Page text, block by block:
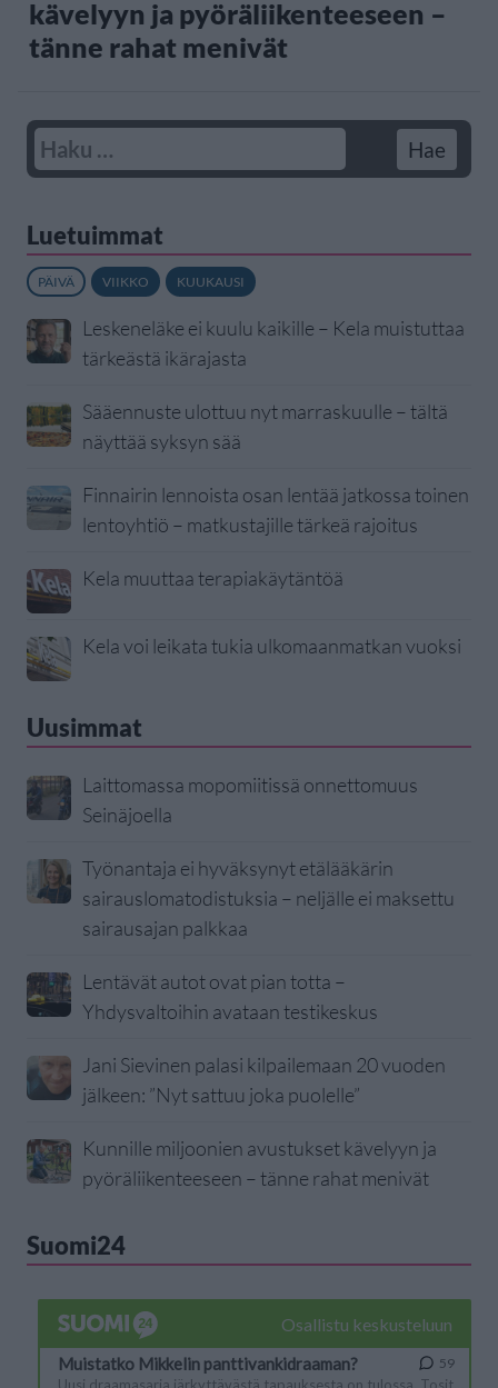
kävelyyn ja pyöräliikenteeseen –
tänne rahat menivät
Luetuimmat
PÄIVÄ VIIKKO KUUKAUSI
Leskeneläke ei kuulu kaikille – Kela muistuttaa
tärkeästä ikärajasta
Sääennuste ulottuu nyt marraskuulle – tältä
näyttää syksyn sää
Finnairin lennoista osan lentää jatkossa toinen
lentoyhtiö – matkustajille tärkeä rajoitus
Kela muuttaa terapiakäytäntöä
Kela voi leikata tukia ulkomaanmatkan vuoksi
Uusimmat
Laittomassa mopomiitissä onnettomuus
Seinäjoella
Työnantaja ei hyväksynyt etälääkärin
sairauslomatodistuksia – neljälle ei maksettu
sairausajan palkkaa
Lentävät autot ovat pian totta –
Yhdysvaltoihin avataan testikeskus
Jani Sievinen palasi kilpailemaan 20 vuoden
jälkeen: ”Nyt sattuu joka puolelle”
Kunnille miljoonien avustukset kävelyyn ja
pyöräliikenteeseen – tänne rahat menivät
Suomi24